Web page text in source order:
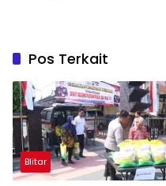
Pos Terkait
Blitar